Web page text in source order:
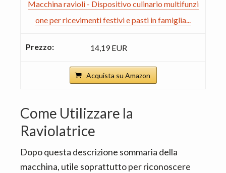
Macchina ravioli - Dispositivo culinario multifunzi
one per ricevimenti festivi e pasti in famiglia...
14,19 EUR
Acquista su Amazon
Come Utilizzare la
Raviolatrice
Dopo questa descrizione sommaria della
macchina, utile soprattutto per riconoscere